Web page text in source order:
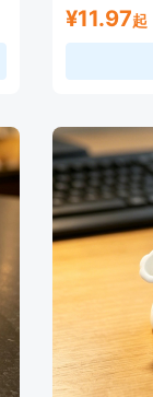
¥11.97起